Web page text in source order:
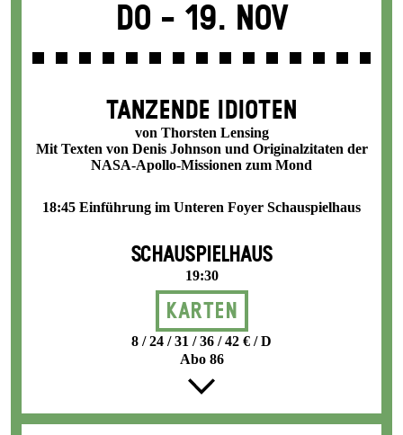
Do - 19. Nov
TANZENDE IDIOTEN
von Thorsten Lensing
Mit Texten von Denis Johnson und Originalzitaten der
NASA-Apollo-Missionen zum Mond
18:45 Einführung im Unteren Foyer Schauspielhaus
SCHAUSPIELHAUS
19:30
Karten
8 / 24 / 31 / 36 / 42 € / D
Abo 86